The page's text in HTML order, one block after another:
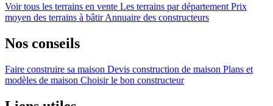
Voir tous les terrains en vente Les terrains par département Prix
moyen des terrains à bâtirAnnuaire des constructeurs
Nos conseils
Faire construire sa maison Devis construction de maison Plans et
modèles de maison Choisir le bon constructeur